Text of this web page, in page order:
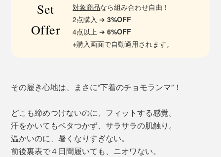
Set
Offer
対象商品なら組み合わせ自由！
2点購入 ➔3%OFF
4点以上 ➔6%OFF
※購入画面で自動適用されます。
その履き心地は、まさに“下着のチョモランマ”！
どこも締めつけないのに、フィットする感覚。
汗をかいてもベタつかず、サラサラの肌触り。
温かいのに、暑くなりすぎない。
前後裏表で４日間履いても、ニオワない。